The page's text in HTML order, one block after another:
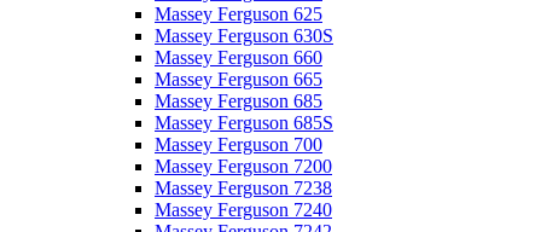
Massey Ferguson 625
Massey Ferguson 630S
Massey Ferguson 660
Massey Ferguson 665
Massey Ferguson 685
Massey Ferguson 685S
Massey Ferguson 700
Massey Ferguson 7200
Massey Ferguson 7238
Massey Ferguson 7240